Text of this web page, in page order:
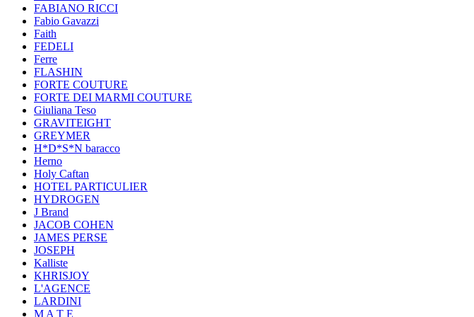
FABIANO RICCI
Fabio Gavazzi
Faith
FEDELI
Ferre
FLASHIN
FORTE COUTURE
FORTE DEI MARMI COUTURE
Giuliana Teso
GRAVITEIGHT
GREYMER
H*D*S*N baracco
Herno
Holy Caftan
HOTEL PARTICULIER
HYDROGEN
J Brand
JACOB COHEN
JAMES PERSE
JOSEPH
Kalliste
KHRISJOY
L'AGENCE
LARDINI
M A T E